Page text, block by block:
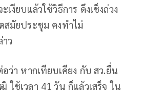
เงียบแล้วใช้วิธีการ ดึงเช็งถ่วง
สมัยประชุม คงทำไม่
ว
ว่า หากเทียบเคียง กับ สว.ยื่น
ใช้เวลา 41 วัน ก็แล้วเสร็จ ใน